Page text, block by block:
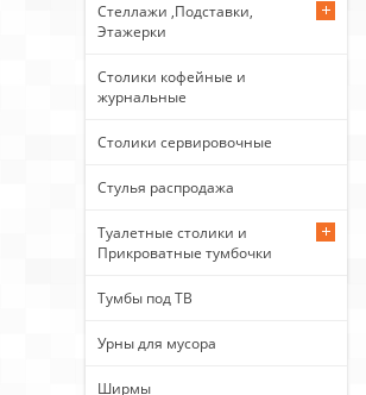
Стеллажи ,Подставки,
Этажерки
Столики кофейные и
журнальные
Столики сервировочные
Стулья распродажа
Туалетные столики и
Прикроватные тумбочки
Тумбы под ТВ
Урны для мусора
Ширмы